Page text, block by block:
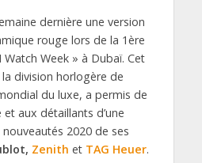
dernière une version
rouge lors de la 1ère
Week » à Dubaï. Cet
division horlogère de
du luxe, a permis de
aux détaillants d’une
2020 de ses
Zenith et TAG Heuer.